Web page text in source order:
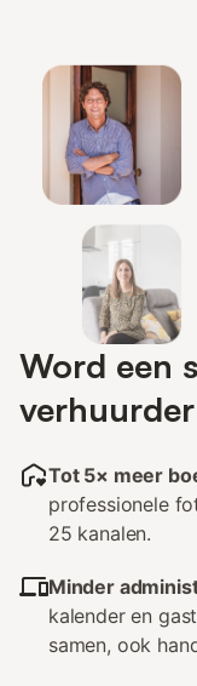
Word een
verhuurder
Tot 5× meer
professionele
25 kanalen.
Minder
kalender en
samen, ook